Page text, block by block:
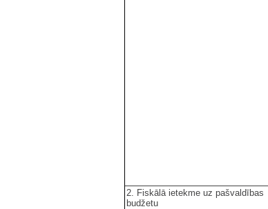
2. Fiskālā ietekme uz pašvaldības
budžetu